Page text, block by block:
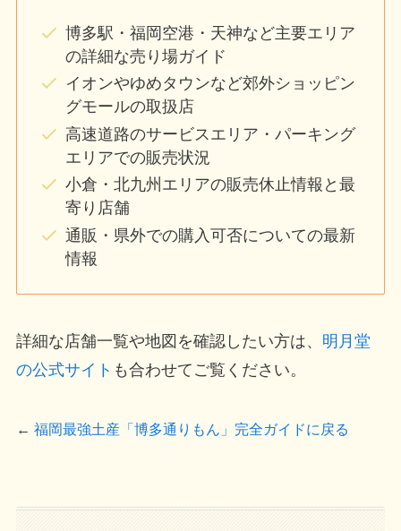
博多駅・福岡空港・天神など主要エリア
の詳細な売り場ガイド
イオンやゆめタウンなど郊外ショッピン
グモールの取扱店
高速道路のサービスエリア・パーキング
エリアでの販売状況
小倉・北九州エリアの販売休止情報と最
寄り店舗
通販・県外での購入可否についての最新
情報
詳細な店舗一覧や地図を確認したい方は、 明月堂
の公式サイト も合わせてご覧ください。
← 福岡最強土産「博多通りもん」完全ガイドに戻る